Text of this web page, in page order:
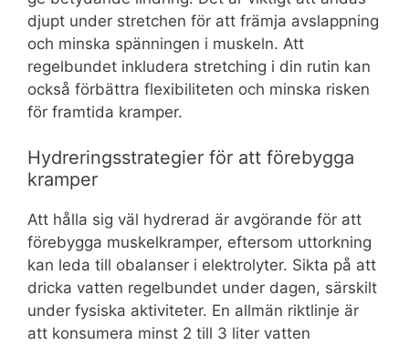
djupt under stretchen för att främja avslappning
och minska spänningen i muskeln. Att
regelbundet inkludera stretching i din rutin kan
också förbättra flexibiliteten och minska risken
för framtida kramper.
Hydreringsstrategier för att förebygga
kramper
Att hålla sig väl hydrerad är avgörande för att
förebygga muskelkramper, eftersom uttorkning
kan leda till obalanser i elektrolyter. Sikta på att
dricka vatten regelbundet under dagen, särskilt
under fysiska aktiviteter. En allmän riktlinje är
att konsumera minst 2 till 3 liter vatten